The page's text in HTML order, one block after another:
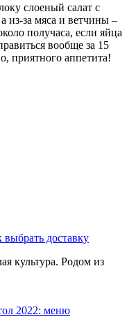
слоеный салат с
из-за мяса и ветчины –
получаса, если яйца
вообще за 15
приятного аппетита!
доставку
культура. Родом из
2022: меню